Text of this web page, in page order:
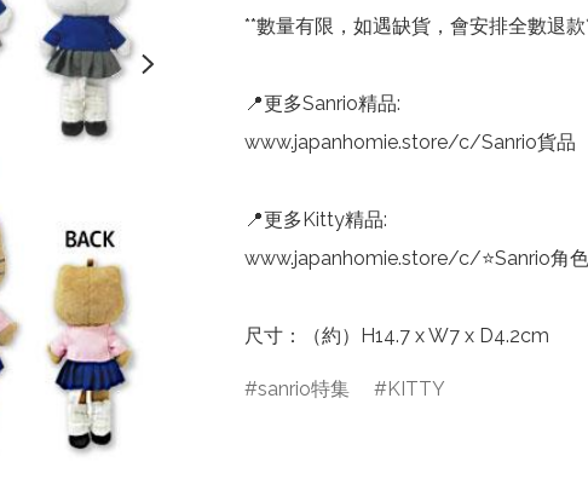
**數量有限，如遇缺貨，會安排全數退款
📍更多Sanrio精品:
www.japanhomie.store/c/Sanrio貨品
📍更多Kitty精品:
www.japanhomie.store/c/⭐Sanrio角
尺寸：（約）H14.7 x W7 x D4.2cm
sanrio特集 KITTY